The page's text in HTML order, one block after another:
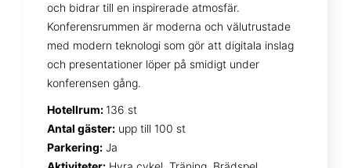
och bidrar till en inspirerade atmosfär.
Konferensrummen är moderna och välutrustade
med modern teknologi som gör att digitala inslag
och presentationer löper på smidigt under
konferensen gång.
Hotellrum: 136 st
Antal gäster: upp till 100 st
Parkering: Ja